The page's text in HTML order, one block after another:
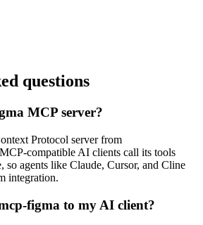
questions
MCP server?
Protocol server from
compatible AI clients call its tools
so agents like Claude, Cursor, and Cline
integration.
figma to my AI client?